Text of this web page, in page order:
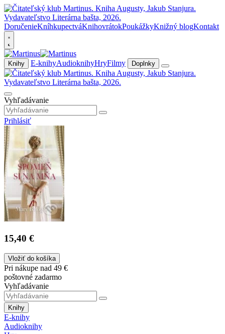
DoručenieKníhkupectváKnihovrátokPoukážkyKnižný blogKontakt
Knihy E-knihyAudioknihyHryFilmy Doplnky
Vyhľadávanie
Prihlásiť
15,40 €
Vložiť do košíka
Pri nákupe nad 49 €
poštovné zadarmo
Vyhľadávanie
Knihy
E-knihy
Audioknihy